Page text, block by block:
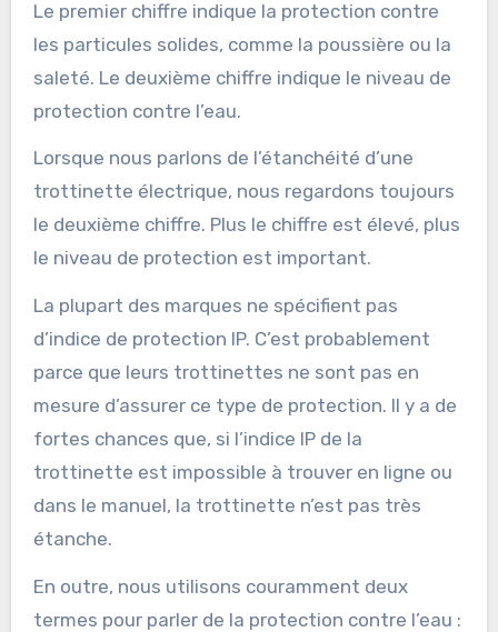
Le premier chiffre indique la protection contre
les particules solides, comme la poussière ou la
saleté. Le deuxième chiffre indique le niveau de
protection contre l’eau.
Lorsque nous parlons de l’étanchéité d’une
trottinette électrique, nous regardons toujours
le deuxième chiffre. Plus le chiffre est élevé, plus
le niveau de protection est important.
La plupart des marques ne spécifient pas
d’indice de protection IP. C’est probablement
parce que leurs trottinettes ne sont pas en
mesure d’assurer ce type de protection. Il y a de
fortes chances que, si l’indice IP de la
trottinette est impossible à trouver en ligne ou
dans le manuel, la trottinette n’est pas très
étanche.
En outre, nous utilisons couramment deux
termes pour parler de la protection contre l’eau :